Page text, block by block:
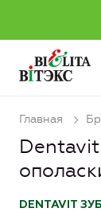
Главная
Dentavit
DENTAVIT